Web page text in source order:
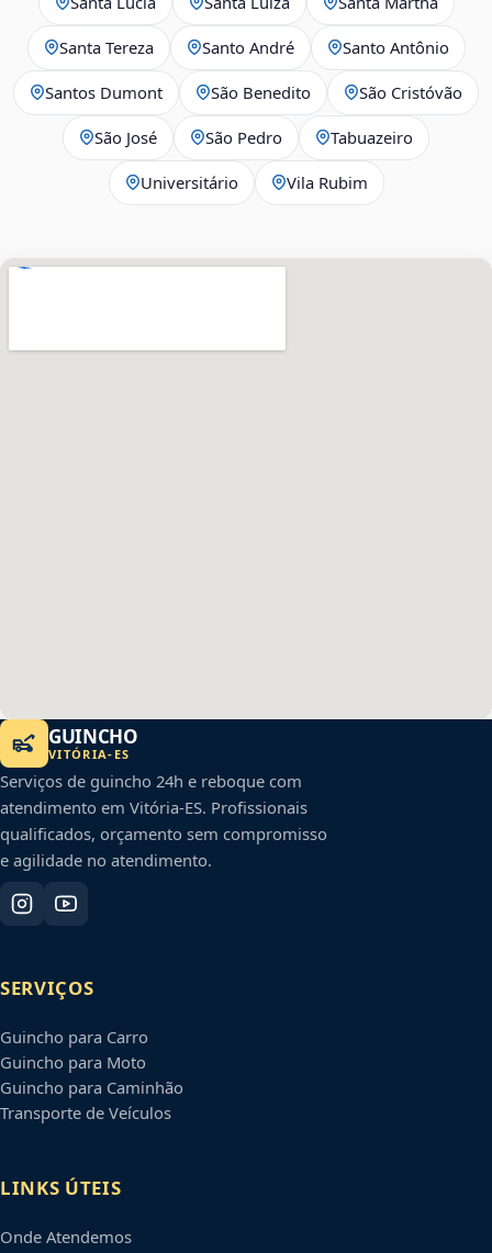
Santa Tereza Santo André Santo Antônio
Santos Dumont São Benedito São Cristóvão
São José São Pedro Tabuazeiro
Universitário Vila Rubim
GUINCHO
VITÓRIA- ES
Serviços de guincho 24h e reboque com
atendimento em Vitória-ES. Profissionais
qualificados, orçamento sem compromisso
e agilidade no atendimento.
SERVIÇOS
Guincho para Carro
Guincho para Moto
Guincho para Caminhão
Transporte de Veículos
LINKS ÚTEIS
Onde Atendemos